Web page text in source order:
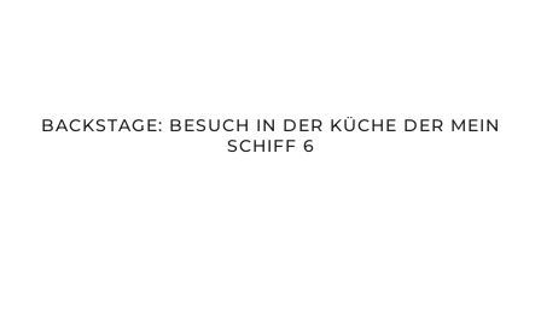
BACKSTAGE: BESUCH IN DER KÜCHE DER MEIN
SCHIFF 6